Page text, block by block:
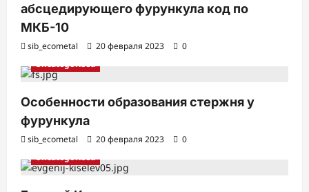
абсцедирующего фурункула код по
МКБ-10
sib_ecometal 20 февраля 2023
0
Uncategorised
Особенности образования стержня у
фурункула
sib_ecometal 20 февраля 2023
0
Uncategorised